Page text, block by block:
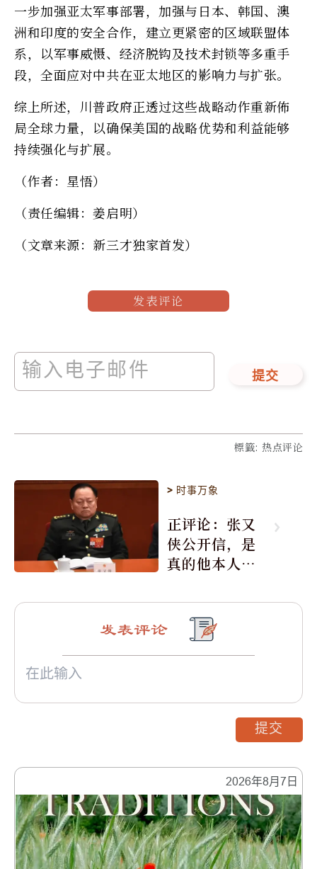
一步加强亚太军事部署，加强与日本、韩国、澳
洲和印度的安全合作，建立更紧密的区域联盟体
系，以军事威慑、经济脱钩及技术封锁等多重手
段，全面应对中共在亚太地区的影响力与扩张。
综上所述，川普政府正透过这些战略动作重新佈
局全球力量，以确保美国的战略优势和利益能够
持续强化与扩展。
（作者：星悟）
（责任编辑：姜启明）
（文章来源：新三才独家首发）
发表评论
提交
標籤: 热点评论
> 时事万象
正评论：张又
侠公开信，是
真的他本人所
2026年8月7日
发表评论
提交